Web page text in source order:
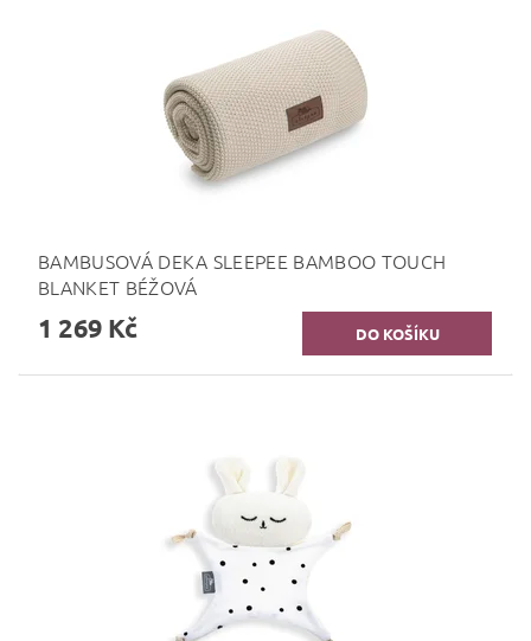
BAMBUSOVÁ DEKA SLEEPEE BAMBOO TOUCH
BLANKET BÉŽOVÁ
1 269 Kč